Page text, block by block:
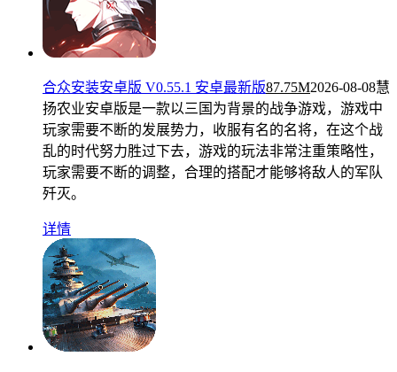
合众安装安卓版 V0.55.1 安卓最新版87.75M2026-08-08慧
扬农业安卓版是一款以三国为背景的战争游戏，游戏中
玩家需要不断的发展势力，收服有名的名将，在这个战
乱的时代努力胜过下去，游戏的玩法非常注重策略性，
玩家需要不断的调整，合理的搭配才能够将敌人的军队
歼灭。
详情